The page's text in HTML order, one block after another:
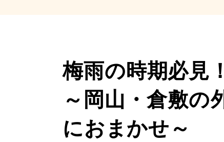
梅雨の時期必見
～岡山・倉敷の
におまかせ～